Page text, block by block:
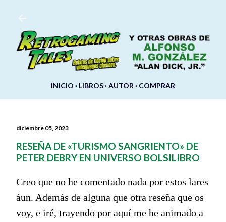
INICIO LIBROS AUTOR COMPRAR
diciembre 05, 2023
RESEÑA DE «TURISMO SANGRIENTO» DE
PETER DEBRY EN UNIVERSO BOLSILIBRO
Creo que no he comentado nada por estos lares
áun. Además de alguna que otra reseña que os
voy, e iré, trayendo por aquí me he animado a